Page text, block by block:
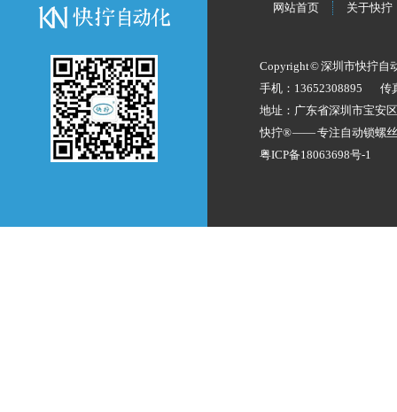
网站首页 关于快拧
Copyright © 深圳市快拧自
手机：13652308895
传
地址：广东省深圳市宝安
快拧® —— 专注自动锁螺
粤ICP备18063698号-1